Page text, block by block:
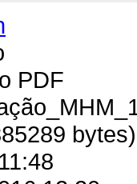
PDF
bytes)